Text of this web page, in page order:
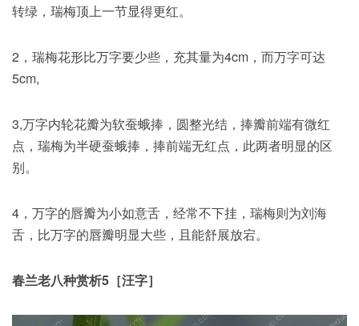
转绿，瑞梅顶上一节显得更红。
2，瑞梅花形比万字要少些，充其量为4cm，而万字可达
5cm,
3,万字内轮花瓣为软蚕蛾捧，圆整光结，捧瓣前端有微红
点，瑞梅为半硬蚕蛾捧，捧前端无红点，此两者明显的区
别。
4，万字的唇瓣为小如意舌，经常不下挂，瑞梅则为刘海
舌，比万字的唇瓣明显大些，且能舒展放宕。
春兰老八种赏析5［汪字］